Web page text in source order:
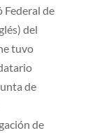
Federal de
del
tuvo
de
de